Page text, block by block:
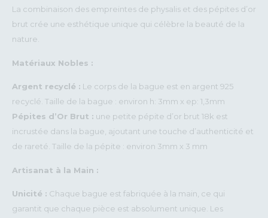
La combinaison des empreintes de physalis et des pépites d’or
brut crée une esthétique unique qui célèbre la beauté de la
nature.
Matériaux Nobles :
Argent recyclé : Le corps de la bague est en argent 925
recyclé. Taille de la bague : environ h: 3mm x ep: 1,3mm
Pépites d’Or Brut : une petite pépite d’or brut 18k est
incrustée dans la bague, ajoutant une touche d’authenticité et
de rareté. Taille de la pépite : environ 3mm x 3 mm
Artisanat à la Main :
Unicité : Chaque bague est fabriquée à la main, ce qui
garantit que chaque pièce est absolument unique. Les